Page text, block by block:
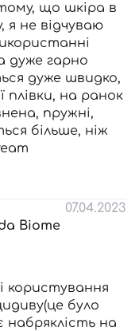
що шкіра в
я не відчуваю
дуже гарно
дуже швидко,
плівки, на ранок
пружні,
більше, ніж
Biome
07.04.2023
користування
було
набряклість на